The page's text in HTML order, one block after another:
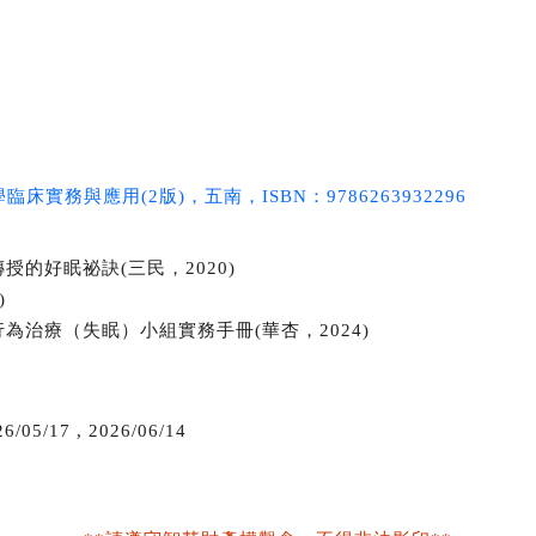
臨床實務與應用(2版)，五南，ISBN：9786263932296
的好眠祕訣(三民，2020)
治療（失眠）小組實務手冊(華杏，2024)
05/17 , 2026/06/14